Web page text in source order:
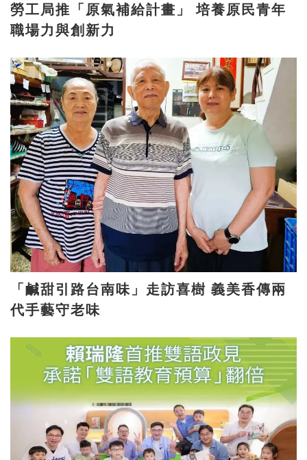
勞工局推「原氣補給計畫」 培養原民青年
職場力與創新力
「鹹甜引路台南味」走訪喜樹 義美香傳兩
代手藝守老味